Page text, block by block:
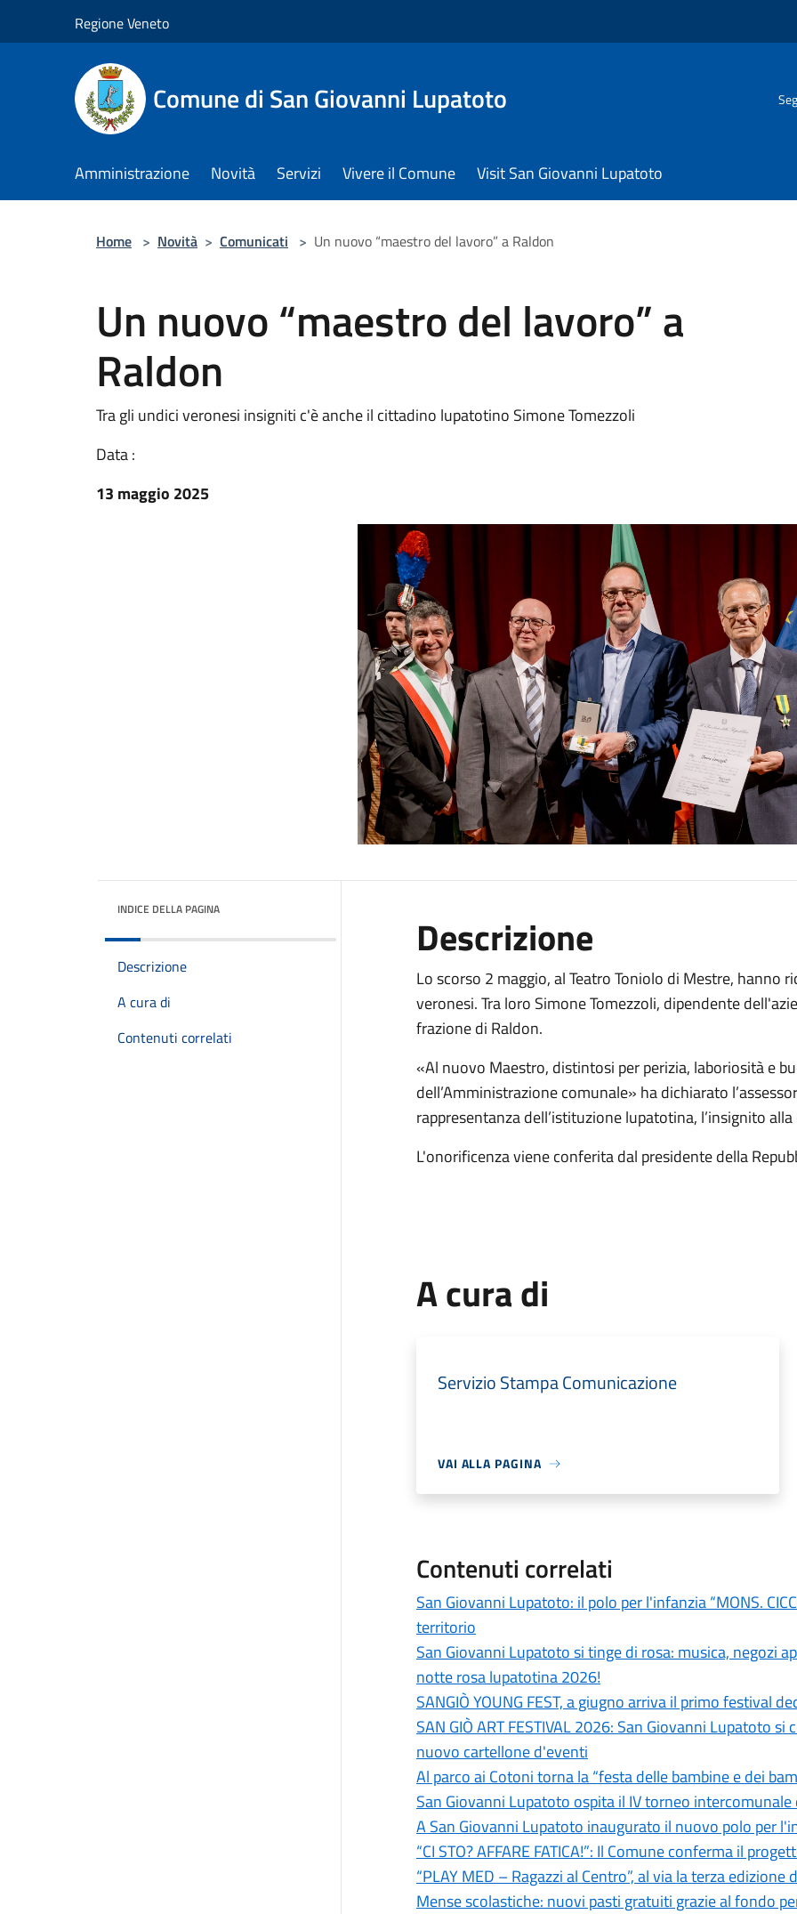
Regione Veneto
Comune di San Giovanni Lupatoto
Amministrazione Novità Servizi Vivere il Comune Visit San Giovanni Lupatoto
Home > Novità > Comunicati > Un nuovo “maestro del lavoro” a Raldon
Un nuovo “maestro del lavoro” a
Raldon
Tra gli undici veronesi insigniti c'è anche il cittadino lupatotino Simone Tomezzoli
Data :
13 maggio 2025
INDICE DELLA PAGINA
Descrizione
A cura di
Contenuti correlati
Descrizione
Lo scorso 2 maggio, al Teatro Toniolo di Mestre, hanno
veronesi. Tra loro Simone Tomezzoli, dipendente
frazione di Raldon.
«Al nuovo Maestro, distintosi per perizia, laboriosità e
dell’Amministrazione comunale» ha dichiarato
rappresentanza dell’istituzione lupatotina, l’insignito
L'onorificenza viene conferita dal presidente della
A cura di
Servizio Stampa Comunicazione
VAI ALLA PAGINA
Contenuti correlati
San Giovanni Lupatoto: il polo per l'infanzia “MONS.
territorio
San Giovanni Lupatoto si tinge di rosa: musica, negozi
notte rosa lupatotina 2026!
SANGIÒ YOUNG FEST, a giugno arriva il primo festival
SAN GIÒ ART FESTIVAL 2026: San Giovanni Lupatoto
nuovo cartellone d'eventi
Al parco ai Cotoni torna la “festa delle bambine e dei
San Giovanni Lupatoto ospita il IV torneo
A San Giovanni Lupatoto inaugurato il nuovo polo per
“CI STO? AFFARE FATICA!”: Il Comune conferma il
“PLAY MED – Ragazzi al Centro”, al via la terza
Mense scolastiche: nuovi pasti gratuiti grazie al fondo